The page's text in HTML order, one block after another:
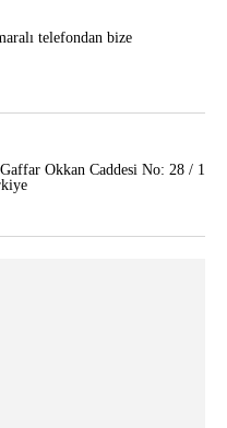
telefondan bize
Okkan Caddesi No: 28 / 1